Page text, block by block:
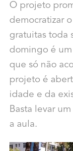
O projeto
democratizar
gratuitas toda
domingo é
que só não
projeto é
idade e da
Basta levar
a aula.